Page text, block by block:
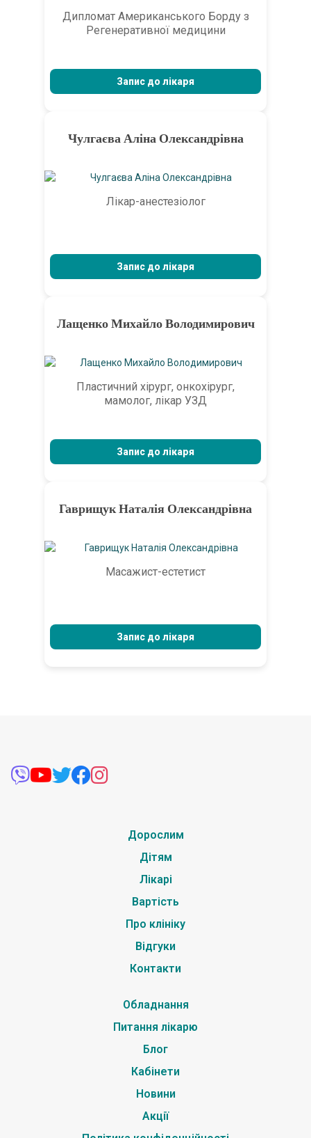
Дипломат Американського Борду з
Регенеративної медицини
Запис до лікаря
Чулгаєва Аліна Олександрівна
Лікар-анестезіолог
Запис до лікаря
Лащенко Михайло Володимирович
Пластичний хірург, онкохірург,
мамолог, лікар УЗД
Запис до лікаря
Гаврищук Наталія Олександрівна
Масажист-естетист
Запис до лікаря
Дорослим
Дітям
Лікарі
Вартість
Про клініку
Відгуки
Контакти
Обладнання
Питання лікарю
Блог
Кабінети
Новини
Акції